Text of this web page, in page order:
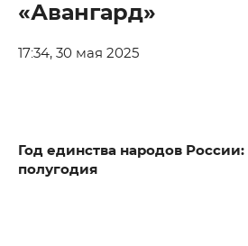
«Авангард»
17:34, 30 мая 2025
Год единства народов России:
полугодия